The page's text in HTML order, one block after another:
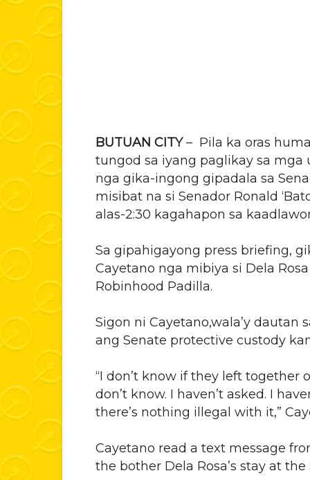
BUTUAN CITY– Pila ka oras
tungod sa iyang paglikay sa
nga gika-ingong gipadala sa
misibat na si Senador Ronald
alas-2:30 kagahapon sa
Sa gipahigayong press briefing,
Cayetano nga mibiya si Dela
Robinhood Padilla.
Sigon ni Cayetano,wala’y
ang Senate protective custody
“I don’t know if they left together
don’t know. I haven’t asked. I
there’s nothing illegal with it,”
Cayetano read a text message
the bother Dela Rosa’s stay at